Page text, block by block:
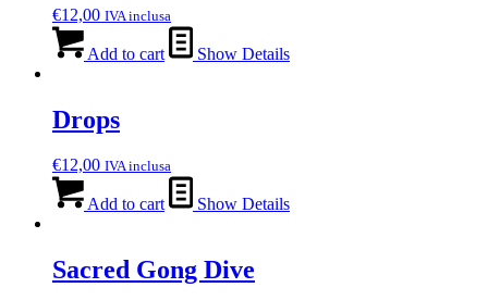
€12,00 IVA inclusa
Add to cart Show Details
Drops
€12,00 IVA inclusa
Add to cart Show Details
Sacred Gong Dive